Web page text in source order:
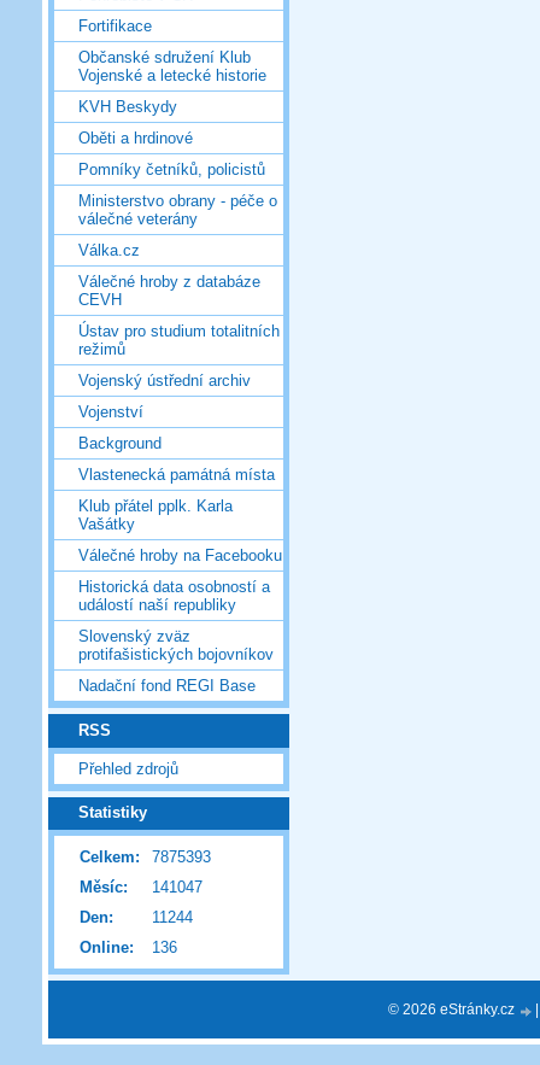
Fortifikace
Občanské sdružení Klub
Vojenské a letecké historie
KVH Beskydy
Oběti a hrdinové
Pomníky četníků, policistů
Ministerstvo obrany - péče o
válečné veterány
Válka.cz
Válečné hroby z databáze
CEVH
Ústav pro studium totalitních
režimů
Vojenský ústřední archiv
Vojenství
Background
Vlastenecká památná místa
Klub přátel pplk. Karla
Vašátky
Válečné hroby na Facebooku
Historická data osobností a
událostí naší republiky
Slovenský zväz
protifašistických bojovníkov
Nadační fond REGI Base
RSS
Přehled zdrojů
Statistiky
Online: 136
Celkem:
7875393
Měsíc:
141047
Den:
11244
© 2026 eStránky.cz